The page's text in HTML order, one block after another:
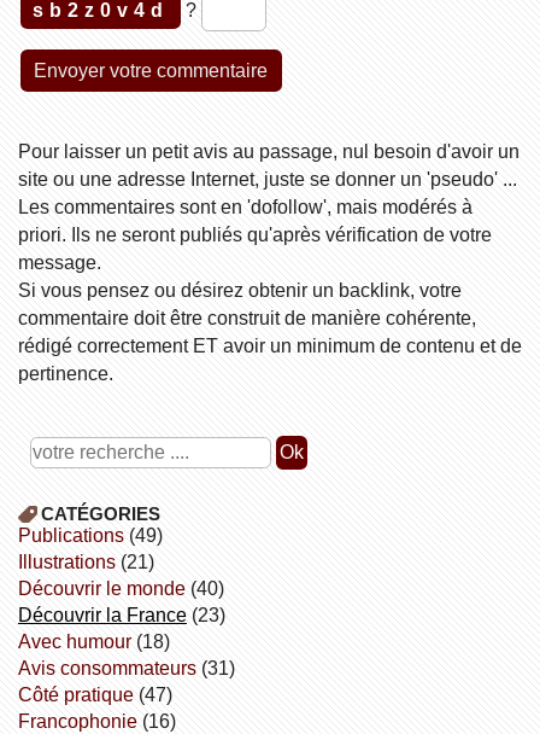
sb2z0v4d
?
Pour laisser un petit avis au passage, nul besoin d'avoir un
site ou une adresse Internet, juste se donner un 'pseudo' ...
Les commentaires sont en 'dofollow', mais modérés à
priori. Ils ne seront publiés qu'après vérification de votre
message.
Si vous pensez ou désirez obtenir un backlink, votre
commentaire doit être construit de manière cohérente,
rédigé correctement ET avoir un minimum de contenu et de
pertinence.
CATÉGORIES
publications(49)
illustrations(21)
découvrir le monde(40)
découvrir la France(23)
avec humour(18)
avis consommateurs(31)
côté pratique(47)
Francophonie(16)